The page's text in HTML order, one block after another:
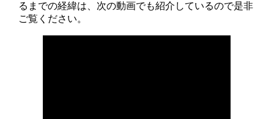
るまでの経緯は、次の動画でも紹介しているので是非
ご覧ください。